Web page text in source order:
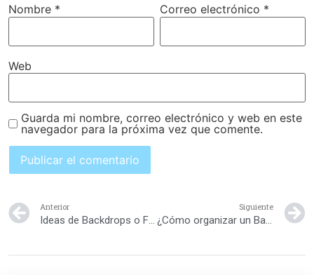
Nombre * Correo electrónico *
Web
Guarda mi nombre, correo electrónico y web en este
navegador para la próxima vez que comente.
Anterior
Ideas de Backdrops o Fondos de Baby Showers
Siguiente
¿Cómo organizar un Baby Shower con presupuesto limitado?